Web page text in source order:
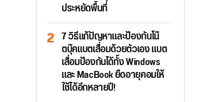
ประหยัดพื้นที่
7 วิธีแก้ปัญหาและป้องกันโน๊
ตบุ๊คแบตเสื่อมด้วยตัวเอง แบต
เสื่อมป้องกันได้ทั้ง Windows
และ MacBook ยืดอายุคอมให้
ใช้ได้อีกหลายปี!